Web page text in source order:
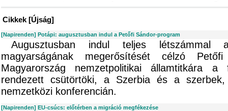
Cikkek [Újság]
[Napirenden] Potápi: augusztusban indul a Petőfi Sándor-program
Augusztusban indul teljes létszámmal
magyarságának megerősítését célzó
Magyarország nemzetpolitikai államtitkára a
rendezett csütörtöki, a Szerbia és a
nemzetközi konferencián.
[Napirenden] EU-csúcs: előtérben a migráció megfékezése